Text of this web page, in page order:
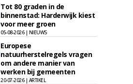
Tot 80 graden in de
binnenstad: Harderwijk kiest
voor meer groen
05-08-2026 | NIEUWS
Europese
natuurherstelregels vragen
om andere manier van
werken bij gemeenten
20-07-2026 | ARTIKEL